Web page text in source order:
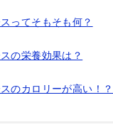
ってそもそも何？
の栄養効果は？
のカロリーが高い！